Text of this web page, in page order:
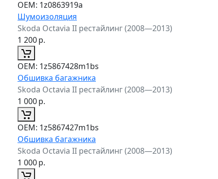
ОЕМ: 1z0863919a
Шумоизоляция
Skoda Octavia II рестайлинг (2008—2013)
1 200р.
ОЕМ: 1z5867428m1bs
Обшивка багажника
Skoda Octavia II рестайлинг (2008—2013)
1 000р.
ОЕМ: 1z5867427m1bs
Обшивка багажника
Skoda Octavia II рестайлинг (2008—2013)
1 000р.